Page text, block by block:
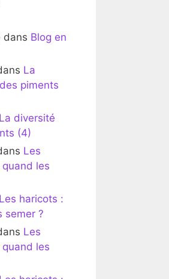
dans Blog en
La
piments
La diversité
(4)
Les
les
Les haricots :
semer ?
Les
les